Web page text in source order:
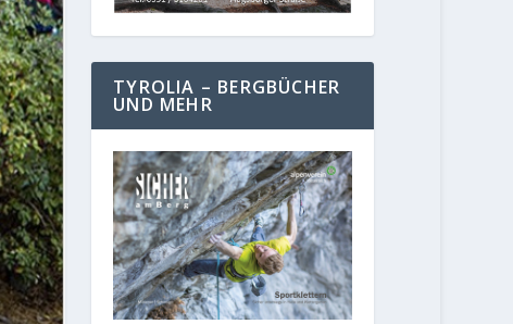
TYROLIA – BERGBÜCHER
UND MEHR